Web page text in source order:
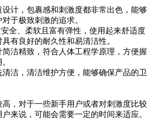
设计，包裹感和刺激度都非常出色，能够
于极致刺激的追求。
全、柔软且富有弹性，使用起来舒适度
有良好的耐久性和易清洁性。
简洁精致，符合人体工程学原理，方便握
清洁，清洁维护方便，能够确保产品的卫
高，对于一些新手用户或者对刺激度比较
来说，可能会需要一定的时间来适应。